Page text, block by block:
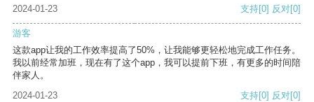
2024-01-23 支持[0] 反对[0]
游客
这款app让我的工作效率提高了50%，让我能够更轻松地完成工作任务。
我以前经常加班，现在有了这个app，我可以提前下班，有更多的时间陪
伴家人。
2024-01-23
支持[0] 反对[0]